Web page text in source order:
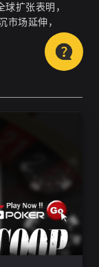
扩张表明，
市场延伸，